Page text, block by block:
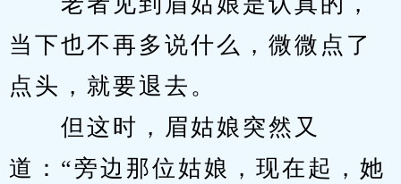
当下也不再多说什么，微微点了
点头，就要退去。
但这时，眉姑娘突然又
道：“旁边那位姑娘，现在起，她